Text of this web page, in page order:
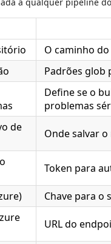
O caminho
Padrões glob
Define se o
problemas
de
Onde salvar
Token para
Chave para o
URL do